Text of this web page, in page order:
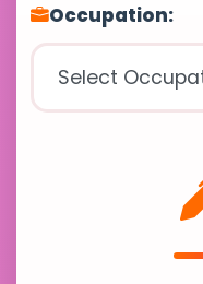
Occupation: